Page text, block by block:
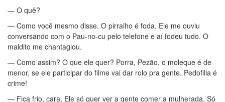
— O quê?
— Como você mesmo disse. O pirralho é foda. Ele me ouviu
conversando com o Pau-no-cu pelo telefone e aí fodeu tudo. O
maldito me chantagiou.
— Como assim? O que ele quer? Porra, Pezão, o moleque é de
menor, se ele participar do filme vai dar rolo pra gente. Pedofilia é
crime!
— Fica frio, cara. Ele só quer ver a gente comer a mulherada. Só